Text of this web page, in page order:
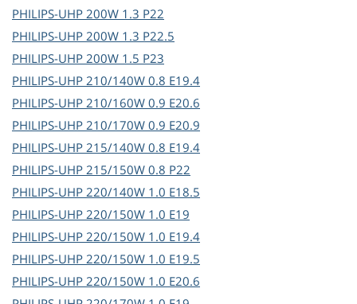
PHILIPS-UHP 200W 1.3 P22
PHILIPS-UHP 200W 1.3 P22.5
PHILIPS-UHP 200W 1.5 P23
PHILIPS-UHP 210/140W 0.8 E19.4
PHILIPS-UHP 210/160W 0.9 E20.6
PHILIPS-UHP 210/170W 0.9 E20.9
PHILIPS-UHP 215/140W 0.8 E19.4
PHILIPS-UHP 215/150W 0.8 P22
PHILIPS-UHP 220/140W 1.0 E18.5
PHILIPS-UHP 220/150W 1.0 E19
PHILIPS-UHP 220/150W 1.0 E19.4
PHILIPS-UHP 220/150W 1.0 E19.5
PHILIPS-UHP 220/150W 1.0 E20.6